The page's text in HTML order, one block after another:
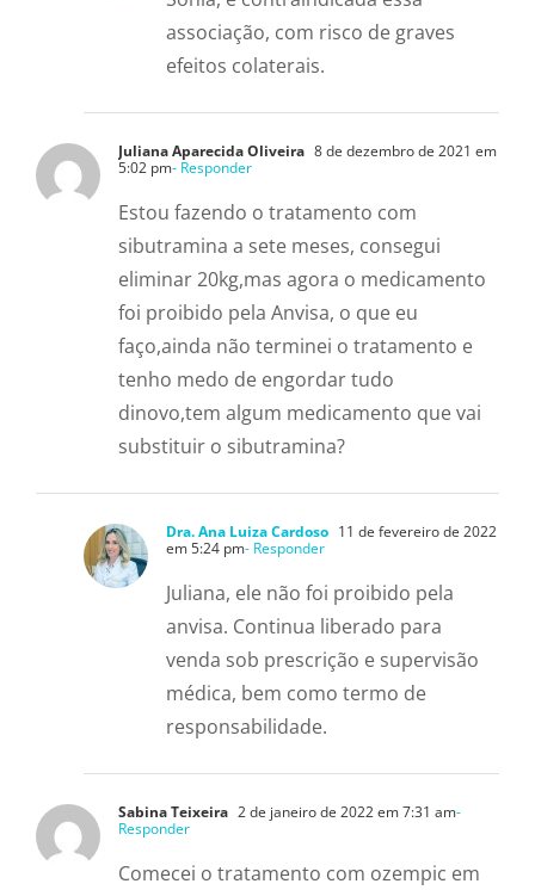
associação, com risco de graves
efeitos colaterais.
Juliana Aparecida Oliveira 8 de dezembro de 2021 em
5:02 pm- Responder
Estou fazendo o tratamento com
sibutramina a sete meses, consegui
eliminar 20kg,mas agora o medicamento
foi proibido pela Anvisa, o que eu
faço,ainda não terminei o tratamento e
tenho medo de engordar tudo
dinovo,tem algum medicamento que vai
substituir o sibutramina?
Dra. Ana Luiza Cardoso 11 de fevereiro de 2022
em 5:24 pm- Responder
Juliana, ele não foi proibido pela
anvisa. Continua liberado para
venda sob prescrição e supervisão
médica, bem como termo de
responsabilidade.
Sabina Teixeira 2 de janeiro de 2022 em 7:31 am-
Responder
Comecei o tratamento com ozempic em